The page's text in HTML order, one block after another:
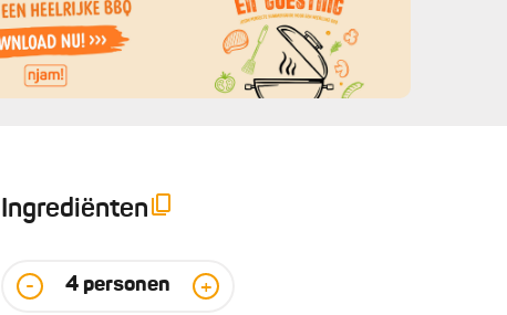
Ingrediënten
- 4 personen +